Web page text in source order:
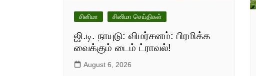
சினிமா சினிமா செய்திகள்
ஜி.டி. நாயுடு: விமர்சனம்: பிரமிக்க
வைக்கும் டைம் ட்ராவல்!
August 6, 2026